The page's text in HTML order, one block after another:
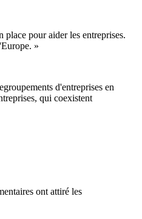
pour aider les entreprises.
»
d'entreprises en
qui coexistent
ont attiré les